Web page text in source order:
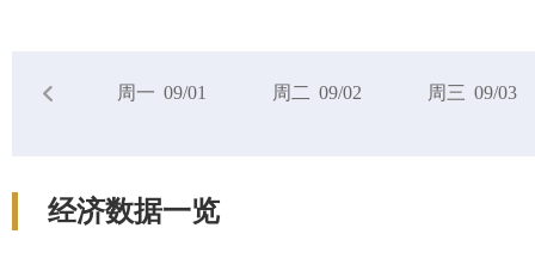
周一 09/01 周二 09/02 周三 09/03
经济数据一览